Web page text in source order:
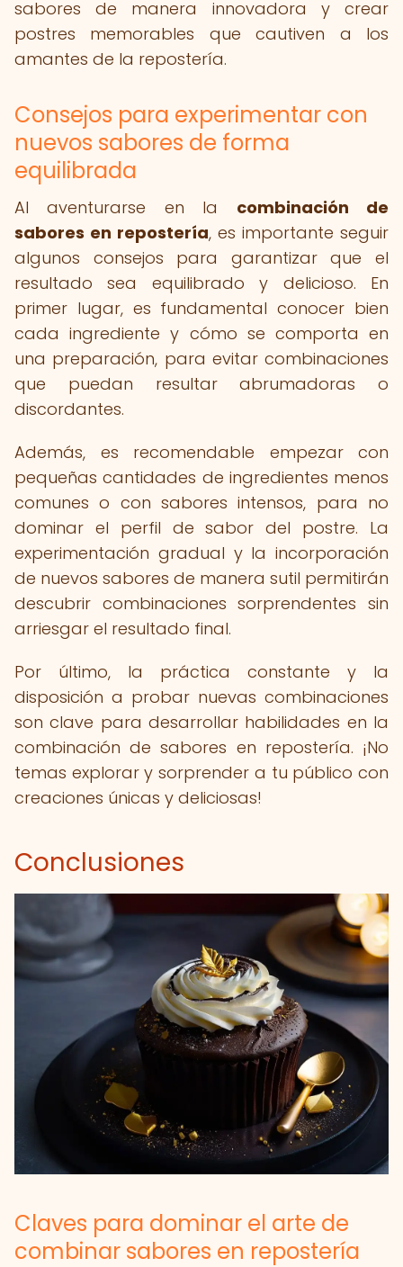
sabores de manera innovadora y crear
postres memorables que cautiven a los
amantes de la repostería.
Consejos para experimentar con
nuevos sabores de forma
equilibrada
Al aventurarse en la combinación de
sabores en repostería, es importante seguir
algunos consejos para garantizar que el
resultado sea equilibrado y delicioso. En
primer lugar, es fundamental conocer bien
cada ingrediente y cómo se comporta en
una preparación, para evitar combinaciones
que puedan resultar abrumadoras o
discordantes.
Además, es recomendable empezar con
pequeñas cantidades de ingredientes menos
comunes o con sabores intensos, para no
dominar el perfil de sabor del postre. La
experimentación gradual y la incorporación
de nuevos sabores de manera sutil permitirán
descubrir combinaciones sorprendentes sin
arriesgar el resultado final.
Por último, la práctica constante y la
disposición a probar nuevas combinaciones
son clave para desarrollar habilidades en la
combinación de sabores en repostería. ¡No
temas explorar y sorprender a tu público con
creaciones únicas y deliciosas!
Conclusiones
Claves para dominar el arte de
combinar sabores en repostería